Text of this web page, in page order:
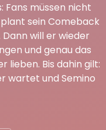
Fans müssen nicht
sein Comeback
will er wieder
und genau das
lieben. Bis dahin gilt:
wartet und Semino